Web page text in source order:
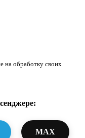
на обработку своих
MAX